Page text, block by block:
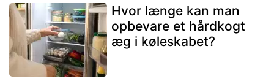
Hvor længe kan man
opbevare et hårdkogt
æg i køleskabet?